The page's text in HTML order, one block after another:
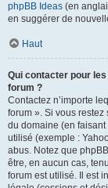
phpBB Ideas (en
en suggérer de
Haut
Qui contacter pour
forum ?
Contactez n’importe
forum ». Si vous
du domaine (en faisant
utilisé (exemple :
abus. Notez que
être, en aucun cas,
forum est utilisé. Il est